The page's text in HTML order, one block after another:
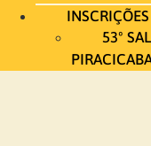
INSCRIÇÕES
53º